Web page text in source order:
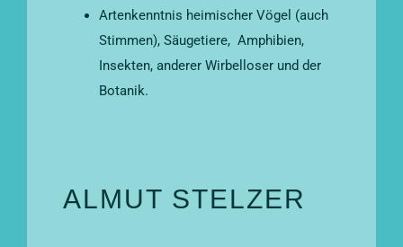
Artenkenntnis heimischer Vögel (auch
Stimmen), Säugetiere, Amphibien,
Insekten, anderer Wirbelloser und der
Botanik.
ALMUT STELZER